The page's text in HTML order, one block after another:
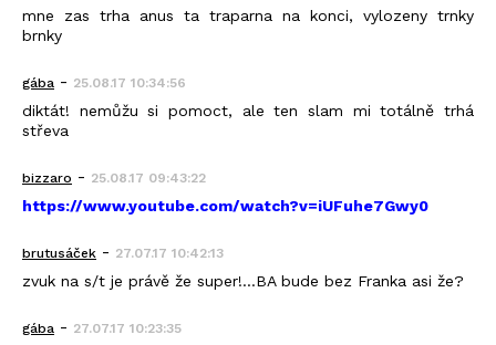
mne zas trha anus ta traparna na konci, vylozeny trnky
brnky
gába - 25.08.17 10:34:56
diktát! nemůžu si pomoct, ale ten slam mi totálně trhá
střeva
bizzaro - 25.08.17 09:43:22
https://www.youtube.com/watch?v=iUFuhe7Gwy0
brutusáček - 27.07.17 10:42:13
zvuk na s/t je právě že super!...BA bude bez Franka asi že?
gába - 27.07.17 10:23:35